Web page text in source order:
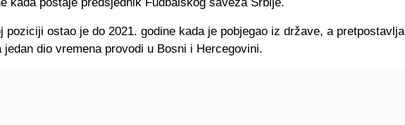
poziciji ostao je do 2021. godine kada je pobjegao iz države, a pretpostavlja
jedan dio vremena provodi u Bosni i Hercegovini.